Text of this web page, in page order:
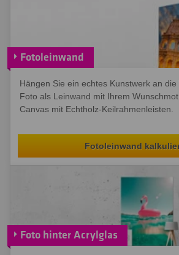
Fotoleinwand
Hängen Sie ein echtes Kunstwerk an
Foto als Leinwand mit Ihrem
Canvas mit Echtholz-Keilrahmenleisten.
Fotoleinwand
Foto hinter Acrylglas